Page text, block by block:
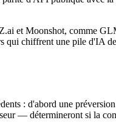
Z.ai et Moonshot, comme
qui chiffrent une pile d'IA
: d'abord une
— détermineront si la